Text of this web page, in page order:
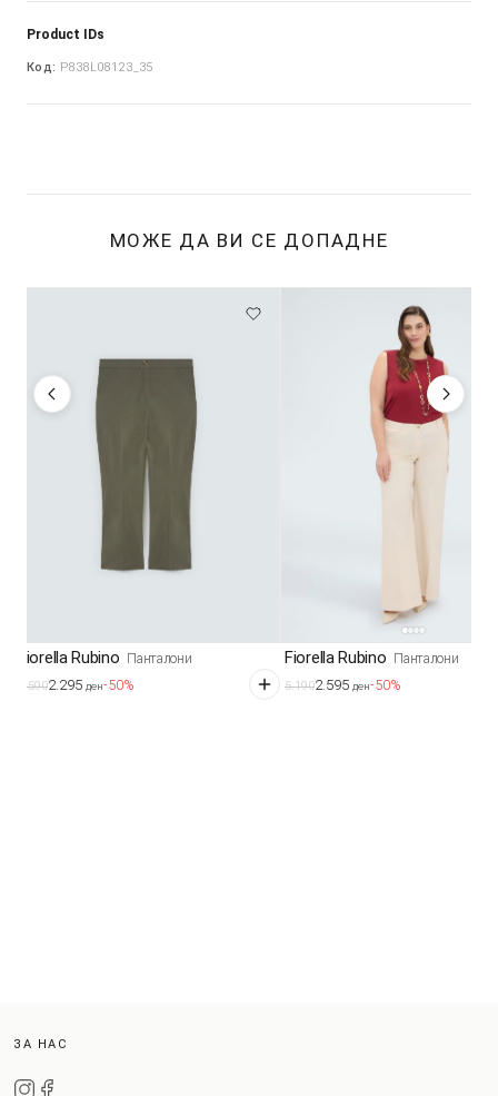
Product IDs
Код: P838L08123_35
МОЖЕ ДА ВИ СЕ ДОПАДНЕ
Fiorella Rubino Панталони
4.5902.295 ден-50%
Fiorella Rubino Панталони
5.1902.595 ден-50%
ЗА НАС